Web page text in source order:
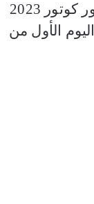
وصولها إلى حين مغادرتها لعرض ديور كوتور 2023
الأول من